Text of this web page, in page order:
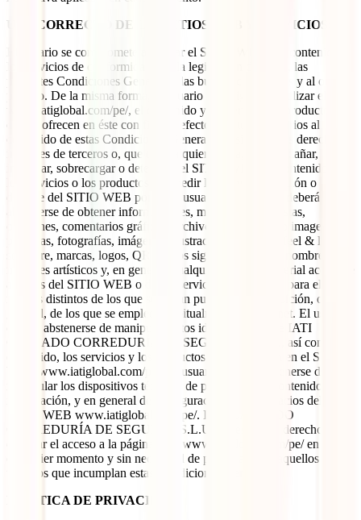
USO CORRECTO DE LOS SITIOS WEB Y SERVICIOS:
El usuario se compromete a utilizar el SITIO WEB, los contenidos y
los servicios de conformidad con la legislación del Perú, las
presentes Condiciones Generales, las buenas costumbres y al orden
público. De la misma forma, el usuario se obliga a no utilizar el sitio
www.iatiglobal.com/pe/, el contenido y los servicios y productos
que se ofrecen en éste con fines o efectos ilícitos, contrarios al
contenido de estas Condiciones Generales, lesivas de los derechos e
intereses de terceros o, que de cualquier forma, puedan dañar,
inutilizar, sobrecargar o deteriorar el SITIO WEB, su contenido o
los servicios o los productos o impedir la normal utilización o
disfrute del SITIO WEB por otros usuarios. El usuario deberá
abstenerse de obtener informaciones, mensajes, entrevistas,
opiniones, comentarios gráficos, archivos de sonido y/o imagen,
películas, fotografías, imágenes, ilustraciones, música, feel & look,
software, marcas, logos, QR y otros signos distintivos, nombres,
nombres artísticos y, en general, cualquier clase de material accesible
a través del SITIO WEB o de los servicios, empleando para ello
medios distintos de los que se hayan puesto a su disposición, o en
general, de los que se empleen habitualmente en Internet. El usuario
deberá abstenerse de manipular datos identificativos de IATI
CALZADO CORREDURÍA DE SEGUROS S.L.U., así como el
contenido, los servicios y los productos que se ofrecen en el SITIO
WEB www.iatiglobal.com/pe/. El usuario deberá abstenerse de
manipular los dispositivos técnicos de protección de contenidos o de
información, y en general de configuración de los espacios del sitio
SITIO WEB www.iatiglobal.com/pe/. IATI CALZADO
CORREDURÍA DE SEGUROS S.L.U. se reserva el derecho de
denegar el acceso a la página web www.iatiglobal.com/pe/ en
cualquier momento y sin necesidad de previo aviso a aquellos
usuarios que incumplan estas Condiciones Generales.
POLÍTICA DE PRIVACIDAD: